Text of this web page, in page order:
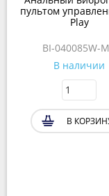
пультом
Play
BI-040085W-
В наличии
В